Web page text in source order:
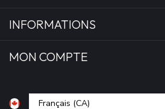
INFORMATIONS
MON COMPTE